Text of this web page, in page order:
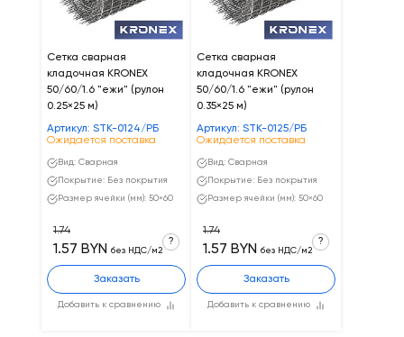
Сетка сварная
кладочная KRONEX
50/60/1.6 "ежи" (рулон
0.25×25 м)
Артикул: STK-0124/РБ
Ожидается поставка
Вид: Сварная
Покрытие: Без покрытия
Размер ячейки (мм): 50×60
Добавить к сравнению
1.74
1.57 BYN без НДС/м2
?
Заказать
Сетка сварная
кладочная KRONEX
50/60/1.6 "ежи" (рулон
0.35×25 м)
Артикул: STK-0125/РБ
Ожидается поставка
Вид: Сварная
Покрытие: Без покрытия
Размер ячейки (мм): 50×60
Добавить к сравнению
1.74
1.57 BYN без НДС/м2
?
Заказать